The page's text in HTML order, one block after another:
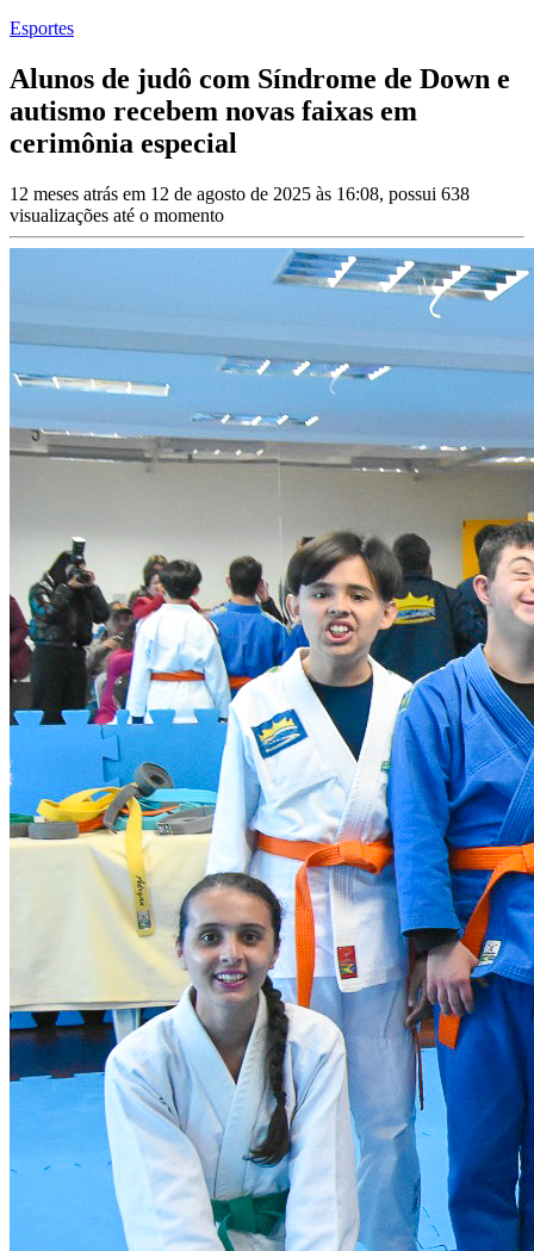
Esportes
Alunos de judô com Síndrome de Down e
autismo recebem novas faixas em
cerimônia especial
12 meses atrás em 12 de agosto de 2025 às 16:08, possui 638
visualizações até o momento